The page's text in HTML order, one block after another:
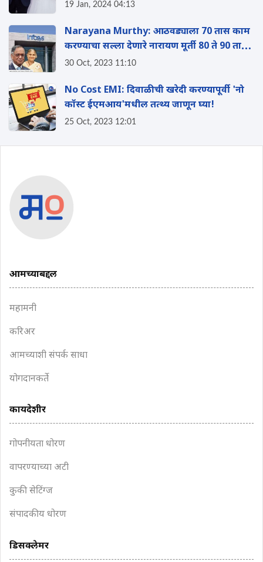
19 Jan, 2024 04:13
Narayana Murthy: आठवड्याला 70 तास काम
करण्याचा सल्ला देणारे नारायण मूर्ती 80 ते 90 तास
काम करायचे- सुधा मूर्ती
30 Oct, 2023 11:10
No Cost EMI: दिवाळीची खरेदी करण्यापूर्वी 'नो
कॉस्ट ईएमआय'मधील तत्थ्य जाणून घ्या!
25 Oct, 2023 12:01
आमच्याबद्दल
महामनी
करिअर
आमच्याशी संपर्क साधा
योगदानकर्ते
कायदेशीर
गोपनीयता धोरण
वापरण्याच्या अटी
कुकी सेटिंग्ज
संपादकीय धोरण
डिसक्लेमर